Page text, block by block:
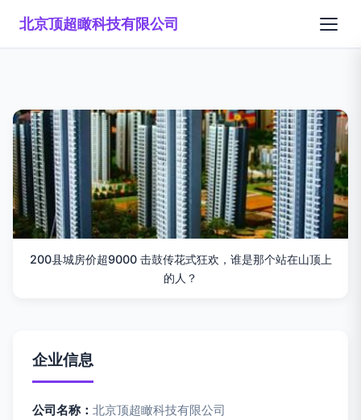
北京顶超瞰科技有限公司
200县城房价超9000 击鼓传花式狂欢，谁是那个站在山顶上
的人？
企业信息
公司名称： 北京顶超瞰科技有限公司